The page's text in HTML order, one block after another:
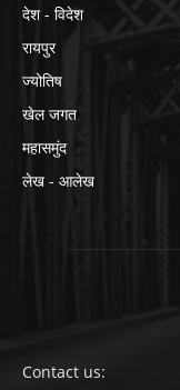
देश - विदेश
रायपुर
ज्योतिष
खेल जगत
महासमुंद
लेख - आलेख
Contact us: